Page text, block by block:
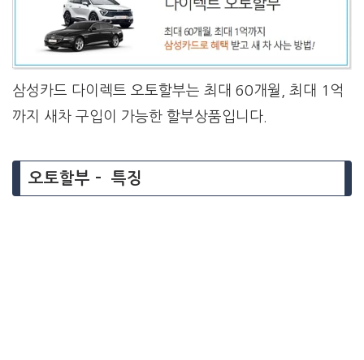
삼성카드 다이렉트 오토할부는 최대 60개월, 최대 1억
까지 새차 구입이 가능한 할부상품입니다.
오토할부 – 특징